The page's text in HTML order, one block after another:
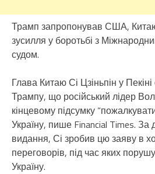
Трамп запропонував США, Китаю
зусилля у боротьбі з
судом.
Глава Китаю Сі Цзіньпін у
Трампу, що російський лідер
кінцевому підсумку
Україну, пише Financial Times.
видання, Сі зробив цю заяву в
переговорів, під час яких
Україну.